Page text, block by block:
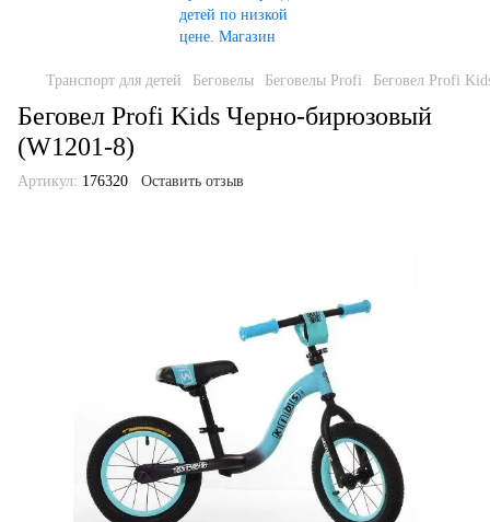
Транспорт для детей Беговелы Беговелы Profi Беговел Profi
Беговел Profi Kids Черно-бирюзовый
(W1201-8)
Артикул: 176320 Оставить отзыв